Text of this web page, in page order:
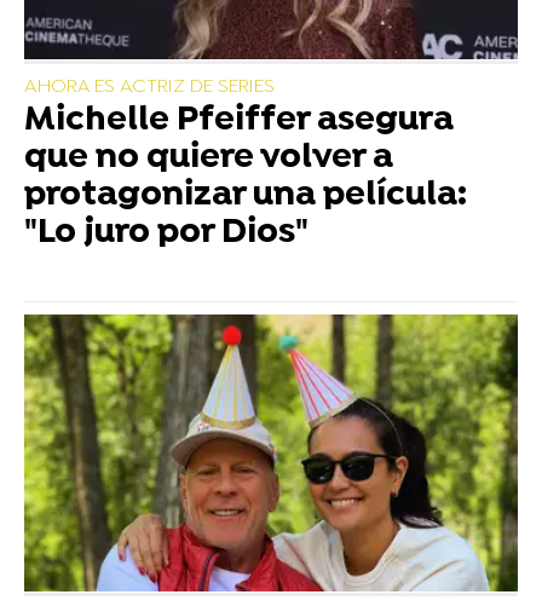
AHORA ES ACTRIZ DE SERIES
Michelle Pfeiffer asegura
que no quiere volver a
protagonizar una película:
"Lo juro por Dios"